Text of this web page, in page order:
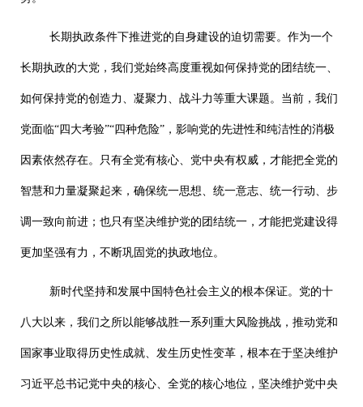
长期执政条件下推进党的自身建设的迫切需要。作为一个
长期执政的大党，我们党始终高度重视如何保持党的团结统一、
如何保持党的创造力、凝聚力、战斗力等重大课题。当前，我们
党面临“四大考验”“四种危险”，影响党的先进性和纯洁性的消极
因素依然存在。只有全党有核心、党中央有权威，才能把全党的
智慧和力量凝聚起来，确保统一思想、统一意志、统一行动、步
调一致向前进；也只有坚决维护党的团结统一，才能把党建设得
更加坚强有力，不断巩固党的执政地位。
新时代坚持和发展中国特色社会主义的根本保证。党的十
八大以来，我们之所以能够战胜一系列重大风险挑战，推动党和
国家事业取得历史性成就、发生历史性变革，根本在于坚决维护
习近平总书记党中央的核心、全党的核心地位，坚决维护党中央